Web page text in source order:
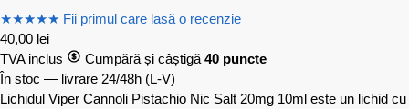
★★★★★ Fii primul care lasă o recenzie
40,00 lei
TVA inclus
Cumpără și câștigă 40 puncte
În stoc — livrare 24/48h (L-V)
Lichidul Viper Cannoli Pistachio Nic Salt 20mg 10ml este un lichid cu